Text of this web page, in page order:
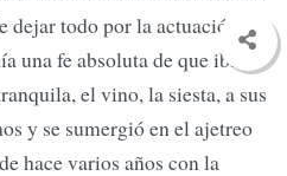
todo por la actuación,
una fe absoluta de que iba a
el vino, la siesta, a sus
y se sumergió en el ajetreo
hace varios años con la